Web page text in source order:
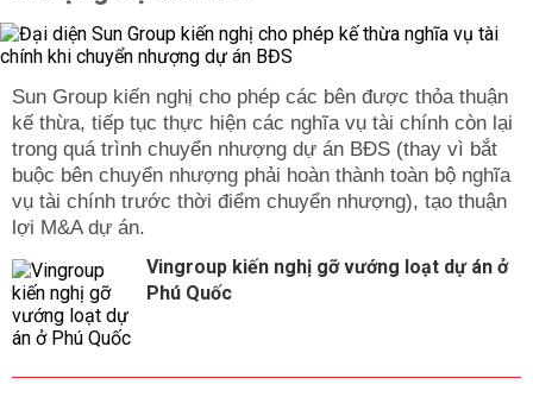
Sun Group kiến nghị cho phép các bên được thỏa thuận
kế thừa, tiếp tục thực hiện các nghĩa vụ tài chính còn lại
trong quá trình chuyển nhượng dự án BĐS (thay vì bắt
buộc bên chuyển nhượng phải hoàn thành toàn bộ nghĩa
vụ tài chính trước thời điểm chuyển nhượng), tạo thuận
lợi M&A dự án.
Vingroup kiến nghị gỡ vướng loạt dự án ở
Phú Quốc